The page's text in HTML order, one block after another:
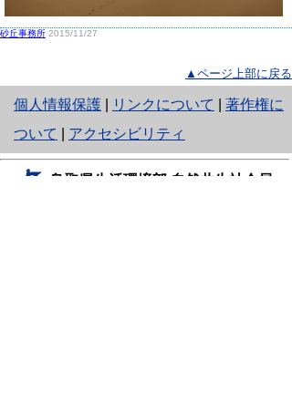
砂丘事務所 2015/11/27
▲ページ上部に戻る
個人情報保護
と
り
ネ
リンクについて
著作権に
ついて
アクセシビリティ
鳥取県生活環境部 自然共生社会局